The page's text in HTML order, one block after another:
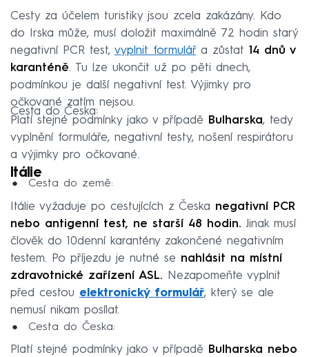
Cesty za účelem turistiky jsou zcela zakázány. Kdo
do Irska může, musí doložit maximálně 72 hodin starý
negativní PCR test, vyplnit formulářa zůstat 14 dnů v
karanténě. Tu lze ukončit už po pěti dnech,
podmínkou je další negativní test. Výjimky pro
očkované zatím nejsou.
Cesta do Česka:
Platí stejné podmínky jako v případě Bulharska, tedy
vyplnění formuláře, negativní testy, nošení respirátoru
a výjimky pro očkované.
Itálie
Cesta do země:
Itálie vyžaduje po cestujících z Česka negativní PCR
nebo antigenní test, ne starší 48 hodin. Jinak musí
člověk do 10denní karantény zakončené negativním
testem. Po příjezdu je nutné se nahlásit na místní
zdravotnické zařízení ASL. Nezapomeňte vyplnit
před cestou elektronický formulář, který se ale
nemusí nikam posílat.
Cesta do Česka:
Platí stejné podmínky jako v případě Bulharska nebo